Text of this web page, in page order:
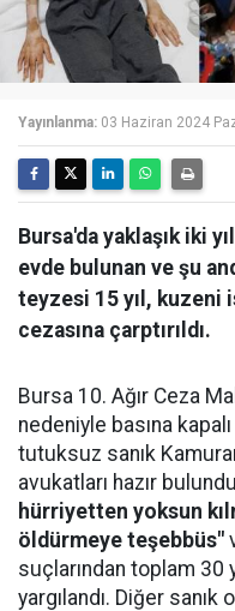
Yayınlanma: 03 Haziran 2024
Bursa'da yaklaşık iki
evde bulunan ve şu
teyzesi 15 yıl, kuzeni
cezasına çarptırıldı.
Bursa 10. Ağır Ceza
nedeniyle basına
tutuksuz sanık
avukatları hazır
hürriyetten yoksun
öldürmeye teşebbüs"
suçlarından toplam 30
yargılandı. Diğer